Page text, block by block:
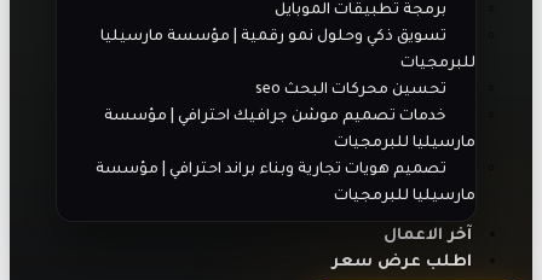
برمجة تطبيقات الموبايل
تسويق ذكي وحلول نمو رقمية | مؤسسة مارسيليا
للبرمجيات
تحسين محركات البحث seo
خدمات تصميم موشن جرافيك احترافي | مؤسسة
مارسيليا للبرمجيات
تصميم هويات تجارية وبناء براند احترافي | مؤسسة
مارسيليا للبرمجيات
آخر الاعمال
اطلب عرض سعر